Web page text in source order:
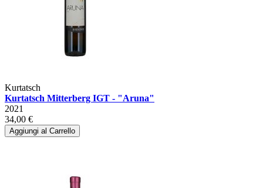
Kurtatsch
Kurtatsch Mitterberg IGT - "Aruna"
2021
34,00 €
Aggiungi al Carrello